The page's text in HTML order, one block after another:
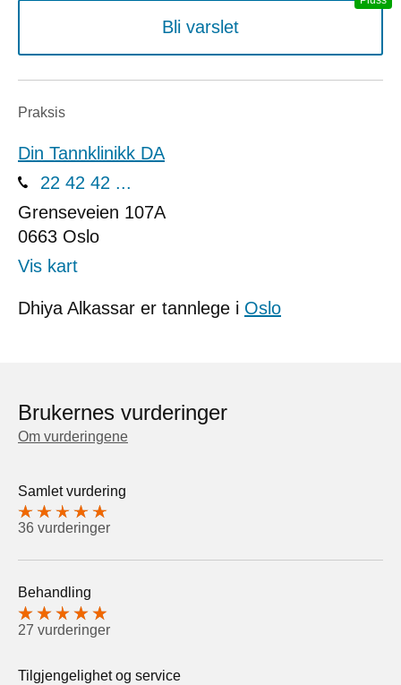
Bli varslet
Praksis
Din Tannklinikk DA
22 42 42 ...
Grenseveien 107A
0663 Oslo
Vis kart
Dhiya Alkassar er tannlege i Oslo
Brukernes vurderinger
Om vurderingene
Samlet vurdering
36 vurderinger
Behandling
27 vurderinger
Tilgjengelighet og service